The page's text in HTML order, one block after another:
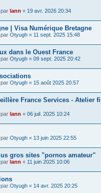
lann « 19 avr. 2026 20:34
| Visa Numérique Bretagne
Otyugh « 11 sept. 2025 15:48
dans le Ouest France
Otyugh « 09 sept. 2025 20:42
Otyugh « 15 août 2025 20:57
France Services - Atelier
lann « 06 juil. 2025 10:24
Otyugh « 13 juin 2025 22:55
gros sites "pornos amateur"
lann « 11 juin 2025 10:06
Otyugh « 14 avr. 2025 20:25